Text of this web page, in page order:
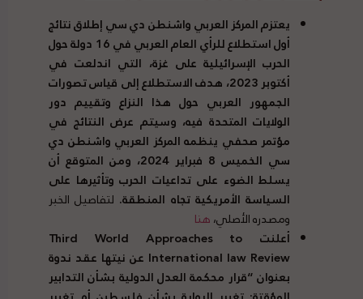
يعتزم المركز العربي واشنطن دي سي إطلاق نتائج
أول استطلاع للرأي العام العربي في16 دولة حول
الحرب الإسرائيلية على غزة، التي اندلعت في
أكتوبر2023، هدف الاستطلاع إلى قياس تصورات
الجمهور العربي حول هذا النزاع وتقييم دور
الولايات المتحدة فيه، وسيتم عرض النتائج في
مؤتمر صحفي ينظمه المركز العربي واشنطن دي
سي الخميس 8 فبراير 2024، ومن المتوقع أن
يسلط الضوء على تداعيات الحرب وتأثيرها على
السياسة الأمريكية تجاه المنطقة. لتفاصيل الخبر
ومصدره الأصلي،هنا
أعلنت Third World Approaches to
International law Review عن نيتها عقد ندوة
بعنوان “قرار محكمة العدل الدولية بشأن التدابير